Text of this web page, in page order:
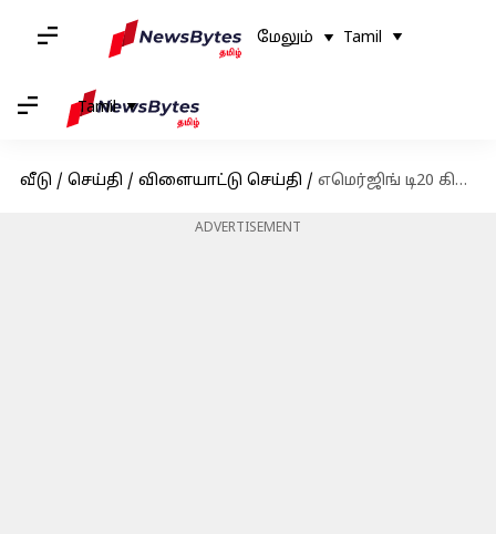
மேலும் Tamil
Tamil
வீடு / செய்தி / விளையாட்டு செய்தி / எமெர்ஜிங் டி20 கிரிக்கெட் ஆசிய கோப்பையை கைப்பற்றியது இந்திய மகளிர் யு-23 அணி
ADVERTISEMENT